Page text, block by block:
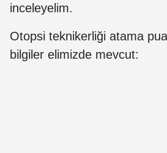
inceleyelim.
Otopsi teknikerliği atama
bilgiler elimizde mevcut: